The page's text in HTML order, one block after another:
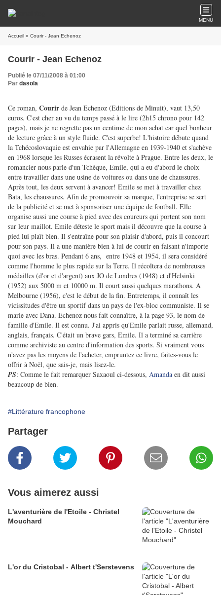
MENU
Accueil » Courir - Jean Echenoz
Courir - Jean Echenoz
Publié le 07/11/2008 à 01:00
Par dasola
Ce roman, Courir de Jean Echenoz (Editions de Minuit), vaut 13,50
euros. C'est cher au vu du temps passé à le lire (2h15 chrono pour 142
pages), mais je ne regrette pas un centime de mon achat car quel bonheur
de lecture grâce à un style fluide. C'est superbe! L'histoire débute quand
la Tchécoslovaquie est envahie par l'Allemagne en 1939-1940 et s'achève
en 1968 lorsque les Russes écrasent la révolte à Prague. Entre les deux, le
romancier nous parle d'un Tchèque, Emile, qui a eu d'abord le choix
entre travailler dans une usine de voitures ou dans une de chaussures.
Après tout, les deux servent à avancer! Emile se met à travailler chez
Bata, les chaussures. Afin de promouvoir sa marque, l'entreprise se sert
de la publicité et se met à sponsoriser une équipe de football. Elle
organise aussi une course à pied avec des coureurs qui portent son nom
sur leur maillot. Emile déteste le sport mais il découvre que la course à
pied lui plaît bien. Il s'entraîne pour son plaisir d'abord, puis il concourt
pour son pays. Il a une manière bien à lui de courir en faisant n'importe
quoi avec les bras. Pendant 6 ans, entre 1948 et 1954, il sera considéré
comme l'homme le plus rapide sur la Terre. Il récoltera de nombreuses
médailles (d'or et d'argent) aux JO de Londres (1948) et d'Helsinki
(1952) aux 5000 m et 10000 m. Il court aussi quelques marathons. A
Melbourne (1956), c'est le début de la fin. Entretemps, il connaît les
vicissitudes d'être un sportif dans un pays de l'ex-bloc communiste. Il se
marie avec Dana. Echenoz nous fait connaître, à la page 93, le nom de
famille d'Emile. Il est connu. J'ai appris qu'Emile parlait russe, allemand,
anglais, français. C'était un brave gars, Emile. Il a terminé sa carrière
comme archiviste au centre d'information des sports. Si vraiment vous
n'avez pas les moyens de l'acheter, empruntez ce livre, faites-vous le
offrir à Noël, que sais-je, mais lisez-le.
PS: Comme le fait remarquer Saxaoul ci-dessous, Amanda en dit aussi
beaucoup de bien.
#Littérature francophone
Partager
Vous aimerez aussi
L'aventurière de l'Etoile - Christel
Mouchard
L'or du Cristobal - Albert t'Serstevens